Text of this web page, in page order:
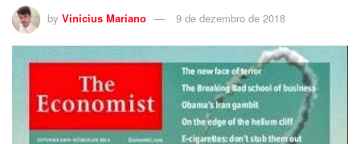
by Vinicius Mariano 9 de dezembro de 2018